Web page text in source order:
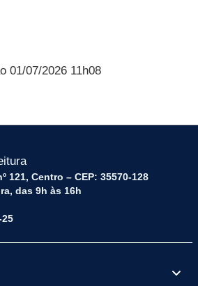
01/07/2026 11h08
121, Centro – CEP: 35570-128
das 9h às 16h
25